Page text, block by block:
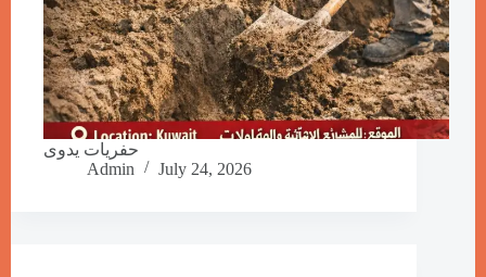
حفريات يدوى
Admin
July 24, 2026